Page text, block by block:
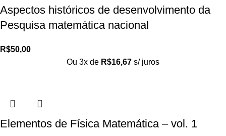
Aspectos históricos de desenvolvimento da
Pesquisa matemática nacional
R$50,00
Ou 3x de R$16,67 s/ juros
Elementos de Física Matemática – vol. 1